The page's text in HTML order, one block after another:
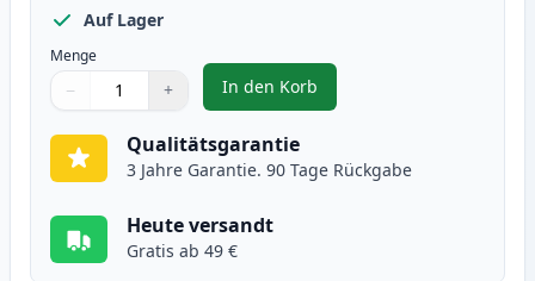
Auf Lager
Menge
Verwenden Sie die Tasten, um anzupassen
− +
1
In den Korb
, Canon CLI-581XXL (1997C001)
Qualitätsgarantie
3 Jahre Garantie. 90 Tage Rückgabe
Heute versandt
Gratis ab 49 €